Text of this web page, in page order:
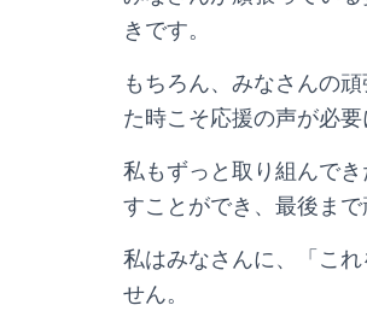
きです。
もちろん、みなさんの
た時こそ応援の声が必要
私もずっと取り組んで
すことができ、最後まで
私はみなさんに、「こ
せん。